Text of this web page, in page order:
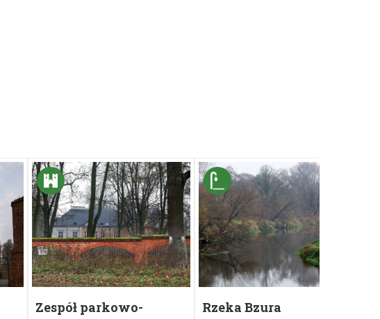
Zespół parkowo- Rzeka Bzura